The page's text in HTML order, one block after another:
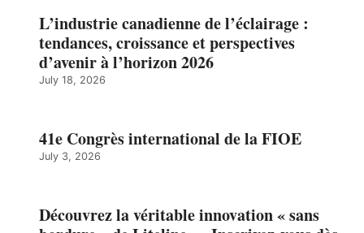
L’industrie canadienne de l’éclairage :
tendances, croissance et perspectives
d’avenir à l’horizon 2026
July 18, 2026
41e Congrès international de la FIOE
July 3, 2026
Découvrez la véritable innovation « sans